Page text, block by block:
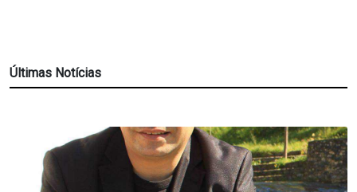
Últimas Notícias